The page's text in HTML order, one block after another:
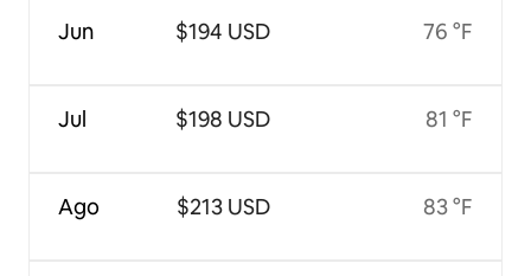
Jun
Jul
Ago
$194 USD
$198 USD
$213 USD
76 °F
81 °F
83 °F